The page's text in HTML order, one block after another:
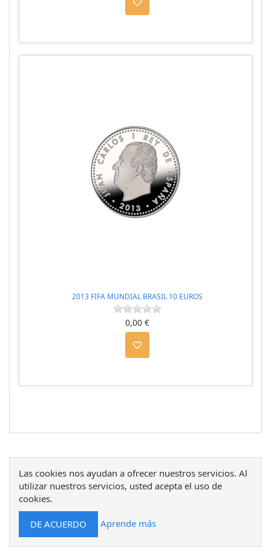
2013 FIFA MUNDIAL BRASIL 10 EUROS
0,00 €
Las cookies nos ayudan a ofrecer nuestros servicios. Al
utilizar nuestros servicios, usted acepta el uso de
cookies.
Aprende más